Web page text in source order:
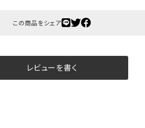
この商品をシェア
レビューを書く